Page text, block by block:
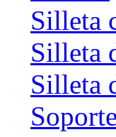
Silleta
Silleta
Silleta